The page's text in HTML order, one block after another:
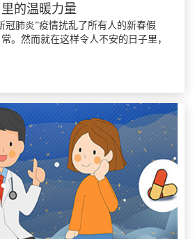
的温暖力量
冠肺炎”疫情扰乱了所有人的新春假
。然而就在这样令人不安的日子里，